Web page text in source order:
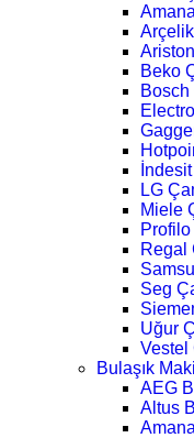
Beko
Bosch
LG
Miele
Regal
Seg
Uğur
Vestel
Bulaşık
AEG
Altus